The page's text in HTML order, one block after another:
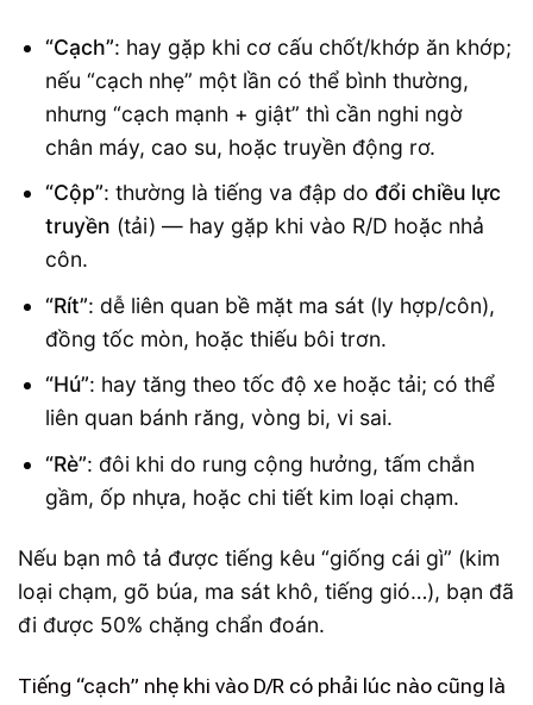
“Cạch”: hay gặp khi cơ cấu chốt/khớp ăn khớp;
nếu “cạch nhẹ” một lần có thể bình thường,
nhưng “cạch mạnh + giật” thì cần nghi ngờ
chân máy, cao su, hoặc truyền động rơ.
“Cộp”: thường là tiếng va đập do đổi chiều lực
truyền (tải) — hay gặp khi vào R/D hoặc nhả
côn.
“Rít”: dễ liên quan bề mặt ma sát (ly hợp/côn),
đồng tốc mòn, hoặc thiếu bôi trơn.
“Hú”: hay tăng theo tốc độ xe hoặc tải; có thể
liên quan bánh răng, vòng bi, vi sai.
“Rè”: đôi khi do rung cộng hưởng, tấm chắn
gầm, ốp nhựa, hoặc chi tiết kim loại chạm.
Nếu bạn mô tả được tiếng kêu “giống cái gì” (kim
loại chạm, gõ búa, ma sát khô, tiếng gió…), bạn đã
đi được 50% chặng chẩn đoán.
Tiếng “cạch” nhẹ khi vào D/R có phải lúc nào cũng là